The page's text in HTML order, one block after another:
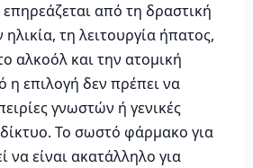
από τη δραστική
τη λειτουργία ήπατος,
αλκοόλ και την ατομική
η επιλογή δεν πρέπει να
γνωστών ή γενικές
Το σωστό φάρμακο για
να είναι ακατάλληλο για